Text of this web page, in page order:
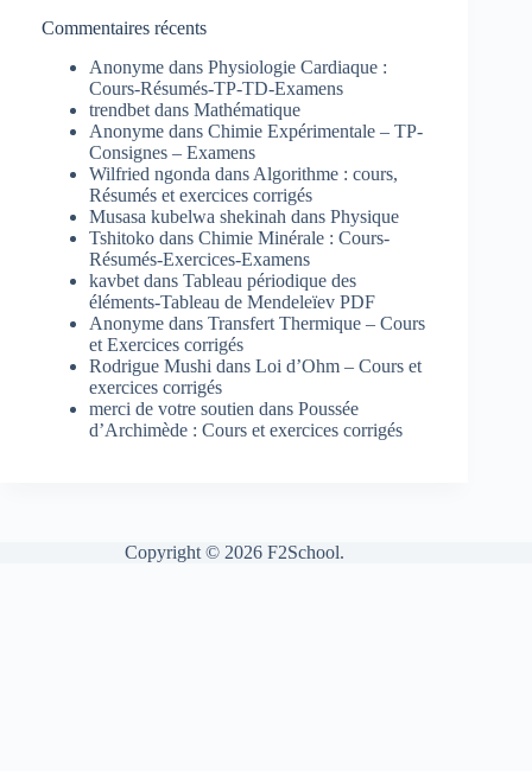
Commentaires récents
Anonyme dans Physiologie Cardiaque :
Cours-Résumés-TP-TD-Examens
trendbet dans Mathématique
Anonyme dans Chimie Expérimentale – TP-
Consignes – Examens
Wilfried ngonda dans Algorithme : cours,
Résumés et exercices corrigés
Musasa kubelwa shekinah dans Physique
Tshitoko dans Chimie Minérale : Cours-
Résumés-Exercices-Examens
kavbet dans Tableau périodique des
éléments-Tableau de Mendeleïev PDF
Anonyme dans Transfert Thermique – Cours
et Exercices corrigés
Rodrigue Mushi dans Loi d’Ohm – Cours et
exercices corrigés
merci de votre soutien dans Poussée
d’Archimède : Cours et exercices corrigés
Copyright © 2026 F2School.